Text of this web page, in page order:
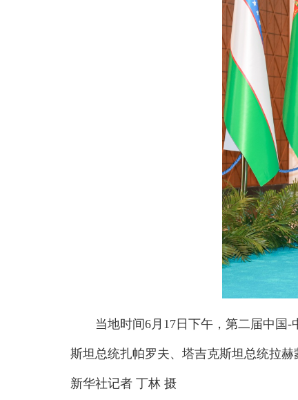
当地时间6月17日下午，第二届中国-
斯坦总统扎帕罗夫、塔吉克斯坦总统拉
新华社记者 丁林 摄